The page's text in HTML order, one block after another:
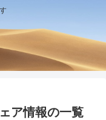
ア情報の一覧